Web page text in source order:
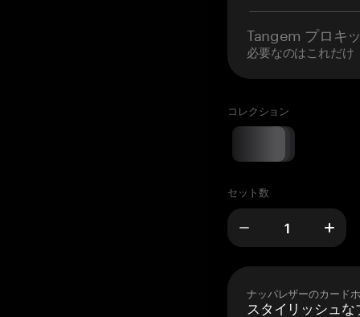
Tangem プロキ
必要なのはこれだけ
コレクション
セット数
ナッパレザーのカード
スタイリッシュ